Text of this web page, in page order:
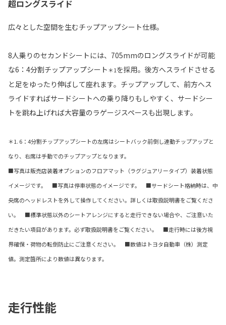
超ロングスライド
広々とした空間を生むチップアップシート仕様。
8人乗りのセカンドシートには、705mmのロングスライドが可能
な6：4分割チップアップシート ＊1を採用。後方へスライドさせる
と足をゆったり伸ばして座れます。チップアップして、前方へス
ライドすればサードシートへの乗り降りもしやすく、サードシー
トを跳ね上げれば大容量のラゲージスペースも出現します。
＊1. 6：4分割チップアップシートの左席はシートバック前倒し連動チップアップと
なり、右席は手動でのチップアップとなります。
■写真は販売店装着オプションのフロアマット（ラグジュアリータイプ）装着状態
イメージです。 ■写真は停車状態のイメージです。 ■サードシート格納時は、中
央席のヘッドレストを外して操作してください。詳しくは取扱説明書をご覧くださ
い。 ■標準状態以外のシートアレンジにすると走行できない場合や、ご注意いた
だきたい項目があります。必ず取扱説明書をご覧ください。 ■走行時には後方視
界確保・荷物の転倒防止にご注意ください。 ■数値はトヨタ自動車（株）測定
値。測定箇所により数値は異なります。
走行性能